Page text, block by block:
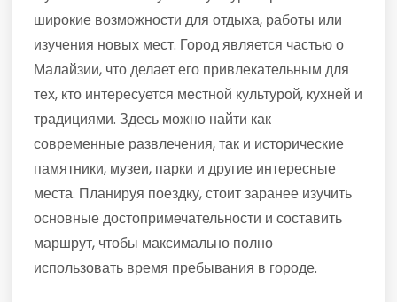
широкие возможности для отдыха, работы или
изучения новых мест. Город является частью о
Малайзии, что делает его привлекательным для
тех, кто интересуется местной культурой, кухней и
традициями. Здесь можно найти как
современные развлечения, так и исторические
памятники, музеи, парки и другие интересные
места. Планируя поездку, стоит заранее изучить
основные достопримечательности и составить
маршрут, чтобы максимально полно
использовать время пребывания в городе.